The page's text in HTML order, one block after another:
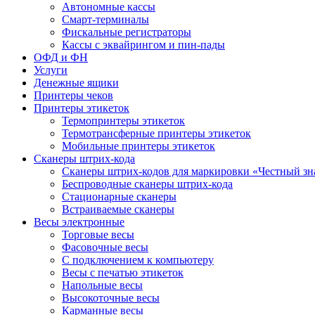
Автономные кассы
Смарт-терминалы
Фискальные регистраторы
Кассы с эквайрингом и пин-пады
ОФД и ФН
Услуги
Денежные ящики
Принтеры чеков
Принтеры этикеток
Термопринтеры этикеток
Термотрансферные принтеры этикеток
Мобильные принтеры этикеток
Сканеры штрих-кода
Сканеры штрих-кодов для маркировки «Честный
Беспроводные сканеры штрих-кода
Стационарные сканеры
Встраиваемые сканеры
Весы электронные
Торговые весы
Фасовочные весы
С подключением к компьютеру
Весы с печатью этикеток
Напольные весы
Высокоточные весы
Карманные весы